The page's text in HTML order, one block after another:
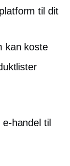
til dit
kan koste
handel til